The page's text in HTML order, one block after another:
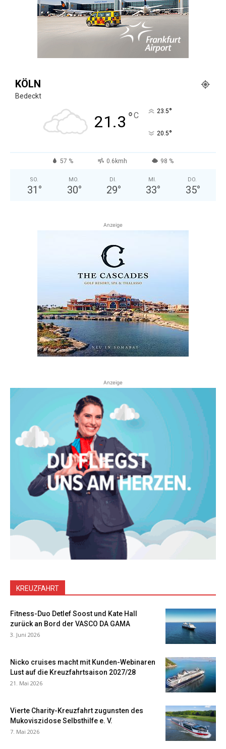
KÖLN
Bedeckt
21.3 °C 23.5°
20.5°
57 % 0.6kmh 98 %
SO.
31 °
MO.
30°
DI.
29°
MI.
33°
DO.
35°
Anzeige
Anzeige
KREUZFAHRT
Fitness-Duo Detlef Soost und Kate Hall
zurück an Bord der VASCO DA GAMA
3. Juni 2026
Nicko cruises macht mit Kunden-Webinaren
Lust auf die Kreuzfahrtsaison 2027/28
21. Mai 2026
Vierte Charity-Kreuzfahrt zugunsten des
Mukoviszidose Selbsthilfe e. V.
7. Mai 2026